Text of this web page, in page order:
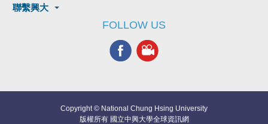
聯繫興大
FOLLOW US
Copyright © National Chung Hsing University
版權所有 國立中興大學全球資訊網